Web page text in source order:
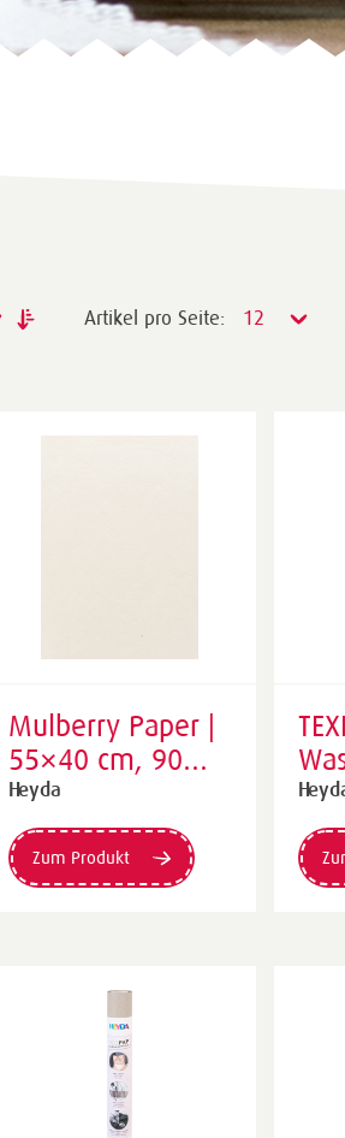
Artikel pro Seite: 12
Mulberry Paper |
55×40 cm, 90
g/m², perlweiß
Heyda
Zum Produkt